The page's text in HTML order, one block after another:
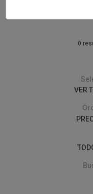
0
VER